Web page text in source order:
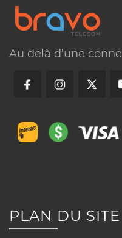
Au delà d’une
PLAN DU SITE
Conditions sur
Réseau ou